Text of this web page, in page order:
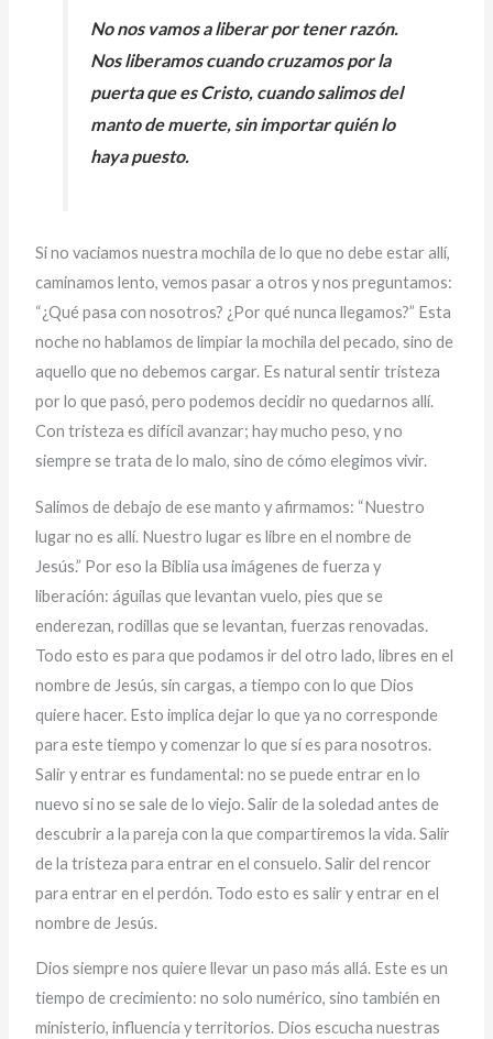
No nos vamos a liberar por tener razón.
Nos liberamos cuando cruzamos por la
puerta que es Cristo, cuando salimos del
manto de muerte, sin importar quién lo
haya puesto.
Si no vaciamos nuestra mochila de lo que no debe estar allí,
caminamos lento, vemos pasar a otros y nos preguntamos:
“¿Qué pasa con nosotros? ¿Por qué nunca llegamos?” Esta
noche no hablamos de limpiar la mochila del pecado, sino de
aquello que no debemos cargar. Es natural sentir tristeza
por lo que pasó, pero podemos decidir no quedarnos allí.
Con tristeza es difícil avanzar; hay mucho peso, y no
siempre se trata de lo malo, sino de cómo elegimos vivir.
Salimos de debajo de ese manto y afirmamos: “Nuestro
lugar no es allí. Nuestro lugar es libre en el nombre de
Jesús.” Por eso la Biblia usa imágenes de fuerza y
liberación: águilas que levantan vuelo, pies que se
enderezan, rodillas que se levantan, fuerzas renovadas.
Todo esto es para que podamos ir del otro lado, libres en el
nombre de Jesús, sin cargas, a tiempo con lo que Dios
quiere hacer. Esto implica dejar lo que ya no corresponde
para este tiempo y comenzar lo que sí es para nosotros.
Salir y entrar es fundamental: no se puede entrar en lo
nuevo si no se sale de lo viejo. Salir de la soledad antes de
descubrir a la pareja con la que compartiremos la vida. Salir
de la tristeza para entrar en el consuelo. Salir del rencor
para entrar en el perdón. Todo esto es salir y entrar en el
nombre de Jesús.
Dios siempre nos quiere llevar un paso más allá. Este es un
tiempo de crecimiento: no solo numérico, sino también en
ministerio, influencia y territorios. Dios escucha nuestras